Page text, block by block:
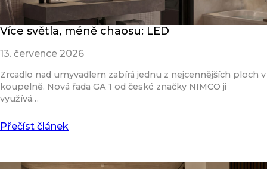
Více světla, méně chaosu: LED
13. července 2026
Zrcadlo nad umyvadlem zabírá jednu z nejcennějších ploch v
koupelně. Nová řada GA 1 od české značky NIMCO ji
využívá…
Přečíst článek